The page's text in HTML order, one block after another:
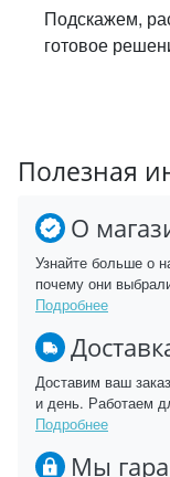
Подскажем,
готовое
Полезная
О
Узнайте больше о
почему они
Подробнее
Доставим ваш
и день. Работаем
Подробнее
Мы